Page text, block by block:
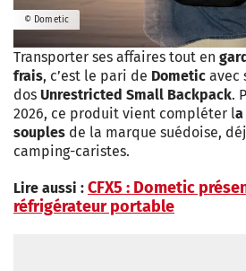
© Dometic
Transporter ses affaires tout en
frais, c’est le pari de Dometic avec
dos Unrestricted Small Backpack.
2026, ce produit vient compléter l
souples de la marque suédoise,
camping-caristes.
Lire aussi : CFX5 : Dometic
réfrigérateur portable